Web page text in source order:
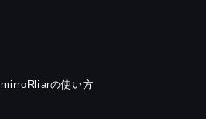
mirroRliarの使い方